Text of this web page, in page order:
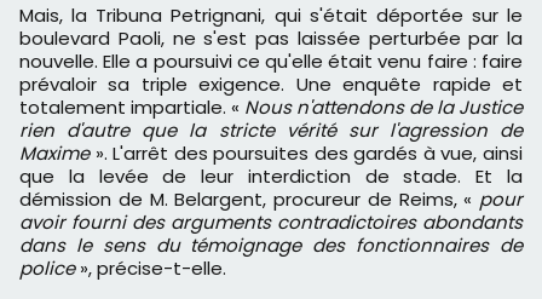
Mais, la Tribuna Petrignani, qui s'était déportée sur le
boulevard Paoli, ne s'est pas laissée perturbée par la
nouvelle. Elle a poursuivi ce qu'elle était venu faire : faire
prévaloir sa triple exigence. Une enquête rapide et
totalement impartiale. « Nous n'attendons de la Justice
rien d'autre que la stricte vérité sur l'agression de
Maxime». L'arrêt des poursuites des gardés à vue, ainsi
que la levée de leur interdiction de stade. Et la
démission de M. Belargent, procureur de Reims, « pour
avoir fourni des arguments contradictoires abondants
dans le sens du témoignage des fonctionnaires de
police», précise-t-elle.